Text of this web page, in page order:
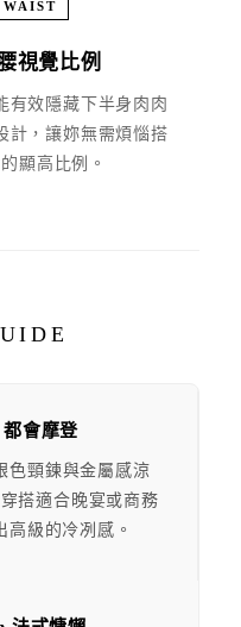
視覺比例
有效隱藏下半身肉肉
計，讓妳無需煩惱搭
顯高比例。
會摩登
色頸鍊與金屬感涼
搭適合晚宴或商務
高級的冷冽感。